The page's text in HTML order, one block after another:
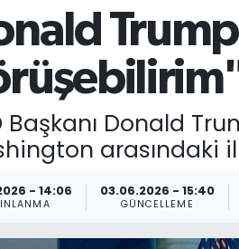
Başkanı Donald
arasındaki
- 14:06 03.06.2026 - 15:40
GÜNCELLEME
Durumu ve Fikstür